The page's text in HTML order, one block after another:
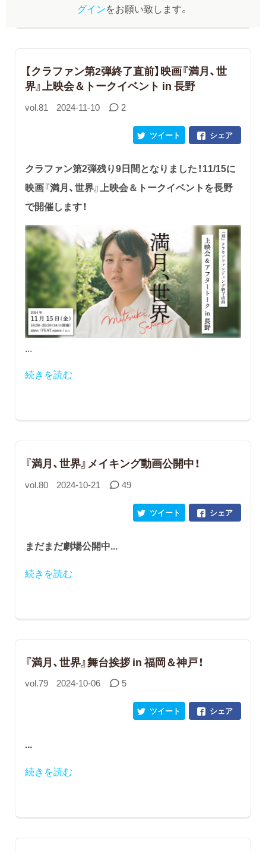
グインをお願い致します。
【クラファン第2弾終了直前】映画『満月、世
界』上映会＆トークイベント in 長野
vol.81 2024-11-10 2
シェア
ツイート
クラファン第2弾残り9日間となりました！11/15に
映画『満月、世界』上映会＆トークイベントを長野
で開催します！
...
続きを読む
『満月、世界』メイキング動画公開中！
vol.80 2024-10-21 49
シェア
ツイート
まだまだ劇場公開中...
続きを読む
『満月、世界』舞台挨拶 in 福岡＆神戸！
vol.79 2024-10-06 5
シェア
ツイート
...
続きを読む